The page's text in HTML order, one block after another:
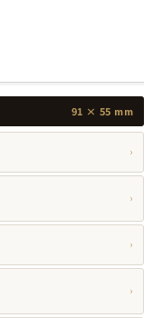
91 × 55 mm
›
›
›
›